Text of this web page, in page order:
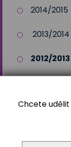
2014/2015
2013/2014
2012/2013
Chcete